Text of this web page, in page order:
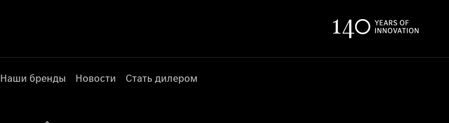
Наши бренды Новости Стать дилером